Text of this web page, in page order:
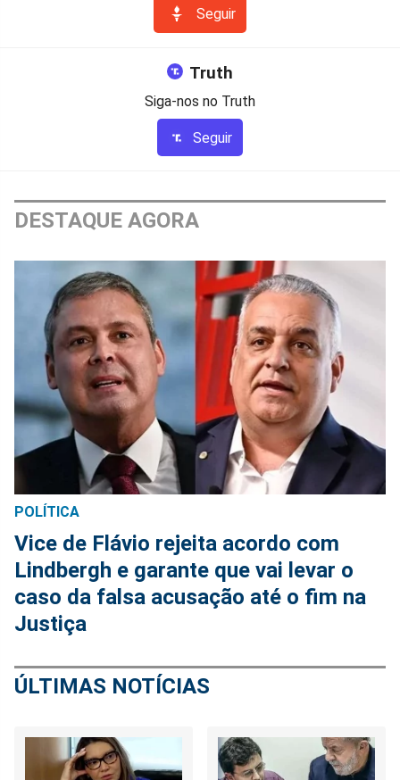
Seguir
Truth
Siga-nos no Truth
Seguir
DESTAQUE AGORA
POLÍTICA
Vice de Flávio rejeita acordo com
Lindbergh e garante que vai levar o
caso da falsa acusação até o fim na
Justiça
ÚLTIMAS NOTÍCIAS